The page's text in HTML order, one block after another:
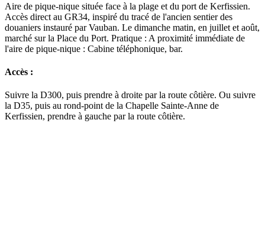
Aire de pique-nique située face à la plage et du port de Kerfissien.
Accès direct au GR34, inspiré du tracé de l'ancien sentier des
douaniers instauré par Vauban. Le dimanche matin, en juillet et août,
marché sur la Place du Port. Pratique : A proximité immédiate de
l'aire de pique-nique : Cabine téléphonique, bar.
Accès :
Suivre la D300, puis prendre à droite par la route côtière. Ou suivre
la D35, puis au rond-point de la Chapelle Sainte-Anne de
Kerfissien, prendre à gauche par la route côtière.